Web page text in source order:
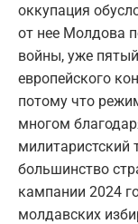
оккупация
от нее Молдова
войны, уже
европейского
потому что
многом
милитаристский
большинство
кампании 2024
молдавских